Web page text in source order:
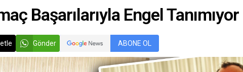
Başarılarıyla Engel Tanımıyor
Gönder ABONE OL